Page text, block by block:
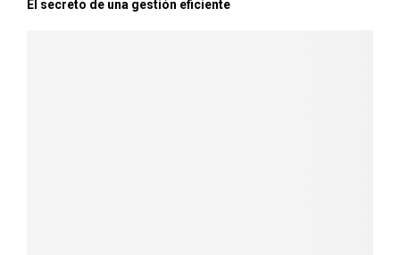
El secreto de una gestión eficiente